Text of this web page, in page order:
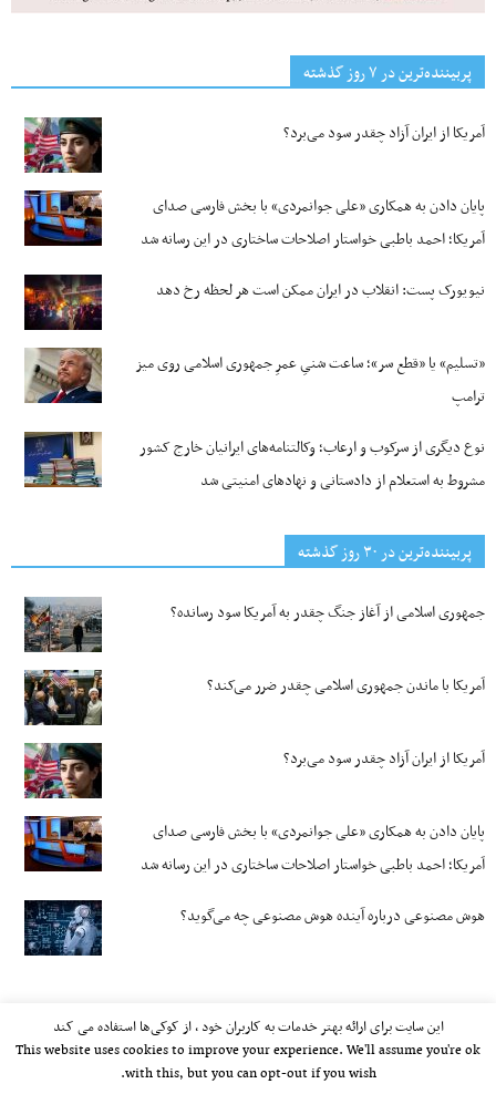
پربیننده‌ترین‌ در ۷ روز گذشته
آمریکا از ایران آزاد چقدر سود می‌برد؟
پایان دادن به همکاری «علی جوانمردی» با بخش فارسی صدای
آمریکا؛ احمد باطبی خواستار اصلاحات ساختاری در این رسانه شد
نیویورک پست: انقلاب در ایران ممکن است هر لحظه رخ دهد
«تسلیم» یا «قطع سر»؛ ساعت شنیِ عمرِ جمهوری اسلامی روی میز
ترامپ
نوع دیگری از سرکوب و ارعاب؛ وکالتنامه‌های ایرانیان خارج کشور
مشروط به استعلام از دادستانی و نهادهای امنیتی شد
پربیننده‌ترین‌ در ۳۰ روز گذشته
جمهوری اسلامی از آغاز جنگ چقدر به آمریکا سود رسانده؟
آمریکا با ماندن جمهوری اسلامی چقدر ضرر می‌کند؟
آمریکا از ایران آزاد چقدر سود می‌برد؟
پایان دادن به همکاری «علی جوانمردی» با بخش فارسی صدای
آمریکا؛ احمد باطبی خواستار اصلاحات ساختاری در این رسانه شد
هوش مصنوعی درباره آینده هوش مصنوعی چه می‌گوید؟
این سایت برای ارائه بهتر خدمات به کاربران خود ، از کوکی‌ها استفاده می کند
This website uses cookies to improve your experience. We'll assume you're ok
with this, but you can opt-out if you wish.